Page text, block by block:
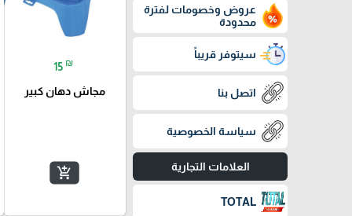
عروض وخصومات لفترة
محدودة
سيتوفر قريباً
اتصل بنا
سياسة الخصوصية
العلامات التجارية
TOTAL
15 ₪
مجاش دهان كبير
add_shopping_cart